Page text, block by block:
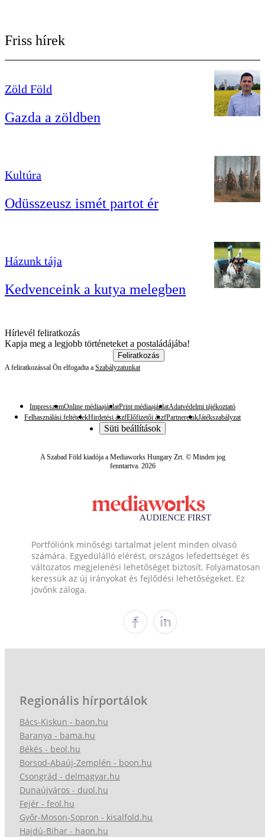
Friss hírek
Zöld Föld
Gazda a zöldben
Kultúra
Odüsszeusz ismét partot ér
Házunk tája
Kedvenceink a kutya melegben
Hírlevél feliratkozás
Kapja meg a legjobb történeteket a postaládájába!
Feliratkozás
A feliratkozással Ön elfogadta a Szabályzatunkat
ImpresszumOnline médiaajánlatPrint médiaajánlatAdatvédelmi tájékoztató
Felhasználási feltételekHirdetési ászfElőfizetői ászfPartnereinkJátékszabályzat
Süti beállítások
A Szabad Föld kiadója a Mediaworks Hungary Zrt. © Minden jog
fenntartva. 2026
Portfóliónk minőségi tartalmat jelent minden olvasó
számára. Egyedülálló elérést, országos lefedettséget és
változatos megjelenési lehetőséget biztosít. Folyamatosan
keressük az új irányokat és fejlődési lehetőségeket. Ez
jövőnk záloga.
Regionális hírportálok
Bács-Kiskun - baon.hu
Baranya - bama.hu
Békés - beol.hu
Borsod-Abaúj-Zemplén - boon.hu
Csongrád - delmagyar.hu
Dunaújváros - duol.hu
Fejér - feol.hu
Győr-Moson-Sopron - kisalfold.hu
Hajdú-Bihar - haon.hu